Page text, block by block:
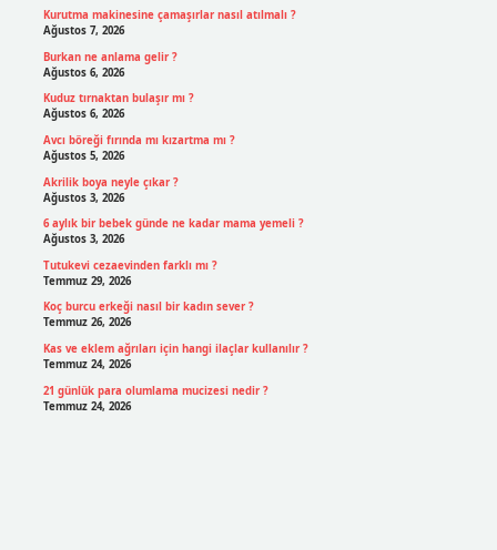
Kurutma makinesine çamaşırlar nasıl atılmalı ?
Ağustos 7, 2026
Burkan ne anlama gelir ?
Ağustos 6, 2026
Kuduz tırnaktan bulaşır mı ?
Ağustos 6, 2026
Avcı böreği fırında mı kızartma mı ?
Ağustos 5, 2026
Akrilik boya neyle çıkar ?
Ağustos 3, 2026
6 aylık bir bebek günde ne kadar mama yemeli ?
Ağustos 3, 2026
Tutukevi cezaevinden farklı mı ?
Temmuz 29, 2026
Koç burcu erkeği nasıl bir kadın sever ?
Temmuz 26, 2026
Kas ve eklem ağrıları için hangi ilaçlar kullanılır ?
Temmuz 24, 2026
21 günlük para olumlama mucizesi nedir ?
Temmuz 24, 2026